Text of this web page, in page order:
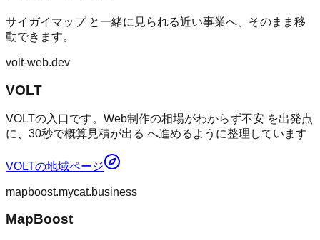
サイガイマップと一緒に見られる近い事業へ、そのまま移
動できます。
volt-web.dev
VOLT
VOLTの入口です。Web制作の相場がわからず不安 を出発点
に、30秒で概算見積が出る へ進めるように整理しています
VOLTの地域ページ
mapboost.mycat.business
MapBoost